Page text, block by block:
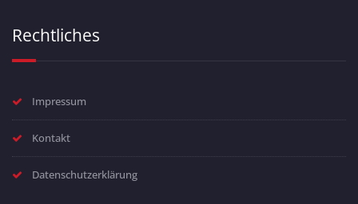
Rechtliches
Impressum
Kontakt
Datenschutzerklärung